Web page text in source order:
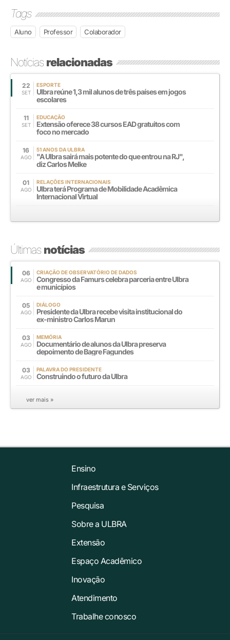
Tags
Aluno Professor Colaborador
Notíciasrelacionadas
22
SET
ESPORTE
Ulbra reúne 1,3 mil alunos de três países em jogos
escolares
11
SET
EDUCAÇÃO
Extensão oferece 38 cursos EAD gratuitos com
foco no mercado
16
AGO
51 ANOS DA ULBRA
"A Ulbra sairá mais potente do que entrou na RJ",
diz Carlos Melke
01
AGO
RELAÇÕES INTERNACIONAIS
Ulbra terá Programa de Mobilidade Acadêmica
Internacional Virtual
Últimasnotícias
06
AGO
CRIAÇÃO DE OBSERVATÓRIO DE DADOS
Congresso da Famurs celebra parceria entre Ulbra
e municípios
05
AGO
DIÁLOGO
Presidente da Ulbra recebe visita institucional do
ex-ministro Carlos Marun
03
AGO
MEMÓRIA
Documentário de alunos da Ulbra preserva
depoimento de Bagre Fagundes
03
AGO
PALAVRA DO PRESIDENTE
Construindo o futuro da Ulbra
ver mais »
Ensino
Infraestrutura e Serviços
Pesquisa
Sobre a ULBRA
Extensão
Espaço Acadêmico
Inovação
Atendimento
Trabalhe conosco